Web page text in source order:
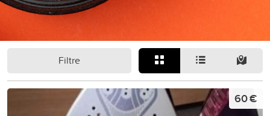
Filtre
60 €